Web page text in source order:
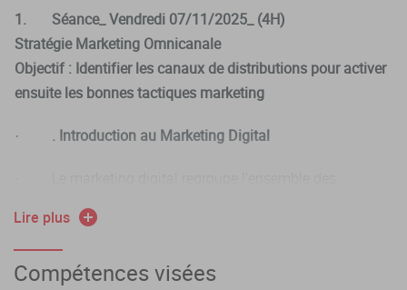
1. Séance_ Vendredi 07/11/2025_ (4H)
Stratégie Marketing Omnicanale
Objectif : Identifier les canaux de distributions pour activer
ensuite les bonnes tactiques marketing
· . Introduction au Marketing Digital
produits ou services via les canaux numériques. Il s’appuie
sur :
Lire plus
Compétences visées